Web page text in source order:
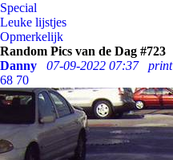
Special
Leuke lijstjes
Opmerkelijk
Random Pics van de Dag #723
Danny
07-09-2022 07:37
print
68 70